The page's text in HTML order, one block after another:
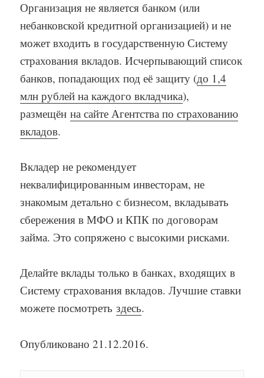
Организация не является банком (или
небанковской кредитной организацией) и не
может входить в государственную Систему
страхования вкладов. Исчерпывающий список
банков, попадающих под её защиту (до 1,4
млн рублей на каждого вкладчика),
размещён на сайте Агентства по страхованию
вкладов.
Вкладер не рекомендует
неквалифицированным инвесторам, не
знакомым детально с бизнесом, вкладывать
сбережения в МФО и КПК по договорам
займа. Это сопряжено с высокими рисками.
Делайте вклады только в банках, входящих в
Систему страхования вкладов. Лучшие ставки
можете посмотреть здесь.
Опубликовано 21.12.2016.